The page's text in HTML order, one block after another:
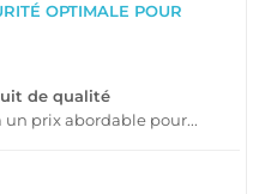
OPTIMALE POUR
de qualité
prix abordable pour...